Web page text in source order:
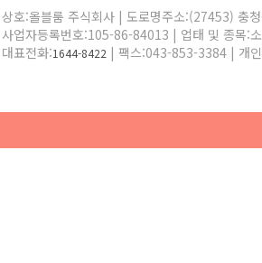
상호:올블룸 주식회사 | 도로명주소:(27453) 충
사업자등록번호:105-86-84013 | 업태 및 종목:
대표전화:1644-8422 | 팩스:043-853-3384 | 개